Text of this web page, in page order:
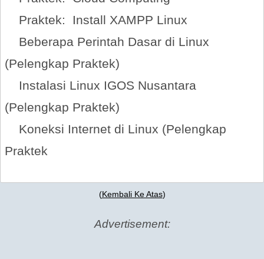
Praktek: Install XAMPP Linux
Beberapa Perintah Dasar di Linux
(Pelengkap Praktek)
Instalasi Linux IGOS Nusantara
(Pelengkap Praktek)
Koneksi Internet di Linux (Pelengkap
Praktek
(Kembali Ke Atas)
Advertisement: